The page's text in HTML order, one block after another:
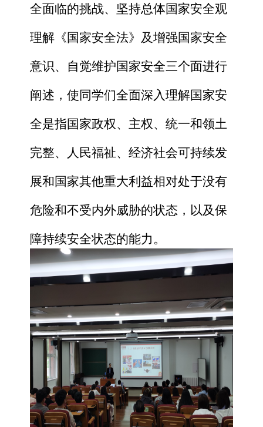
全面临的挑战、坚持总体国家安全观
理解《国家安全法》及增强国家安全
意识、自觉维护国家安全三个面进行
阐述，使同学们全面深入理解国家安
全是指国家政权、主权、统一和领土
完整、人民福祉、经济社会可持续发
展和国家其他重大利益相对处于没有
危险和不受内外威胁的状态，以及保
障持续安全状态的能力。